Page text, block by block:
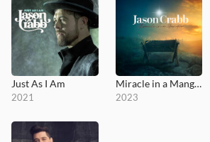
Just As I Am
2021
Miracle in a Manger
2023